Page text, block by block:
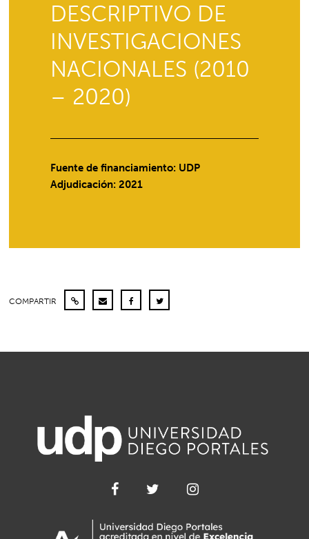
DESCRIPTIVO DE
INVESTIGACIONES
NACIONALES (2010
– 2020)
Fuente de financiamiento: UDP
Adjudicación: 2021
COMPARTIR